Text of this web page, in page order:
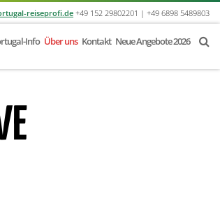
reiseprofi.de+49 152 29802201 | +49 6898 5489803
Info Über uns Kontakt Neue Angebote 2026